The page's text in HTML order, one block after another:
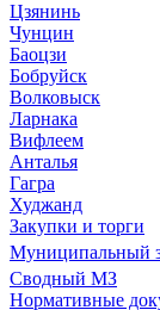
Цзянинь
Чунцин
Баоцзи
Бобруйск
Волковыск
Ларнака
Вифлеем
Анталья
Гагра
Худжанд
Закупки и торги
Муниципальный
Сводный МЗ
Нормативные